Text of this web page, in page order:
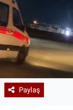
Paylaş